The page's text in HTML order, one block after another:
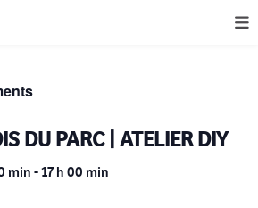
DU PARC | ATELIER DIY
min-17 h 00 min